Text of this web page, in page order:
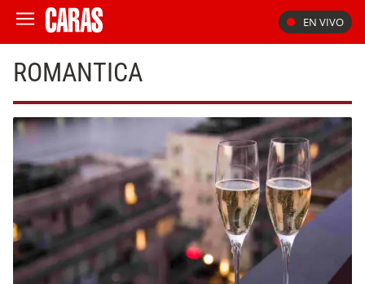
EN VIVO
ROMANTICA